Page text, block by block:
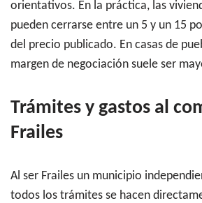
orientativos. En la práctica, las
pueden cerrarse entre un 5 y un 15
del precio publicado. En casas de
margen de negociación suele ser
Trámites y gastos al
Frailes
Al ser Frailes un municipio
todos los trámites se hacen